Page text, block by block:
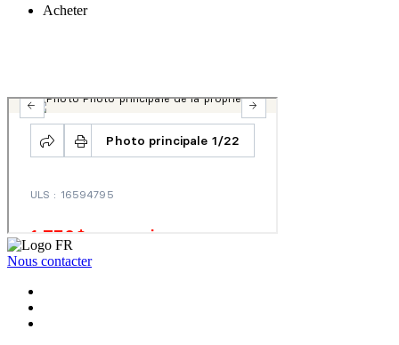
Acheter
Nous contacter